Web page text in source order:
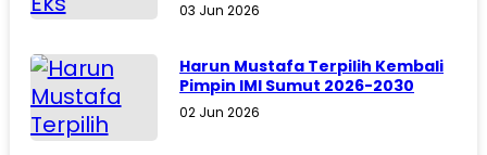
03 Jun 2026
Harun Mustafa Terpilih Kembali
Pimpin IMI Sumut 2026-2030
02 Jun 2026